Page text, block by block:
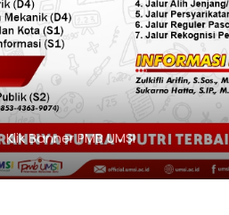
Klik Banner ITKESMU SIDRAP